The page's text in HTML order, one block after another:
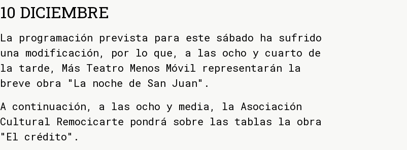
10 DICIEMBRE
La programación prevista para este sábado ha sufrido
una modificación, por lo que, a las ocho y cuarto de
la tarde, Más Teatro Menos Móvil representarán la
breve obra "La noche de San Juan".
A continuación, a las ocho y media, la Asociación
Cultural Remocicarte pondrá sobre las tablas la obra
"El crédito".